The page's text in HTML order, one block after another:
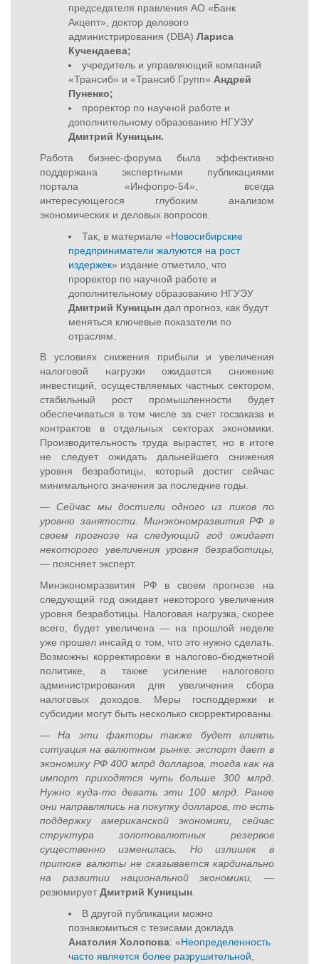
председателя правления АО «Банк
Акцепт», доктор делового
администрирования (DBA) Лариса
Кучендаева;
учредитель и управляющий компаний
«Трансиб» и «Трансиб Групп» Андрей
Пуненко;
проректор по научной работе и
дополнительному образованию НГУЭУ
Дмитрий Куницын.
Работа бизнес-форума была эффективно
поддержана экспертными публикациями
портала «Инфопро-54», всегда
интересующегося глубоким анализом
экономических и деловых вопросов.
Так, в материале «Новосибирские
предприниматели жалуются на рост
издержек» издание отметило, что
проректор по научной работе и
дополнительному образованию НГУЭУ
Дмитрий Куницын дал прогноз, как будут
меняться ключевые показатели по
отраслям.
В условиях снижения прибыли и увеличения
налоговой нагрузки ожидается снижение
инвестиций, осуществляемых частных сектором,
стабильный рост промышленности будет
обеспечиваться в том числе за счет госзаказа и
контрактов в отдельных секторах экономики.
Производительность труда вырастет, но в итоге
не следует ожидать дальнейшего снижения
уровня безработицы, который достиг сейчас
минимального значения за последние годы.
— Сейчас мы достигли одного из пиков по
уровню занятости. Минэкономразвития РФ в
своем прогнозе на следующий год ожидает
некоторого увеличения уровня безработицы,
— поясняет эксперт.
Минэкономразвития РФ в своем прогнозе на
следующий год ожидает некоторого увеличения
уровня безработицы. Налоговая нагрузка, скорее
всего, будет увеличена — на прошлой неделе
уже прошел инсайд о том, что это нужно сделать.
Возможны корректировки в налогово-бюджетной
политике, а также усиление налогового
администрирования для увеличения сбора
налоговых доходов. Меры господдержки и
субсидии могут быть несколько скорректированы.
— На эти факторы также будет влиять
ситуация на валютном рынке: экспорт дает в
экономику РФ 400 млрд долларов, тогда как на
импорт приходятся чуть больше 300 млрд.
Нужно куда-то девать эти 100 млрд. Ранее
они направлялись на покупку долларов, то есть
поддержку американской экономики, сейчас
структура золотовалютных резервов
существенно изменилась. Но излишек в
притоке валюты не сказывается кардинально
на развитии национальной экономики, —
резюмирует Дмитрий Куницын
В другой публикации можно
познакомиться с тезисами доклада
Анатолия Холопова: «Неопределенность
часто является более разрушительной,